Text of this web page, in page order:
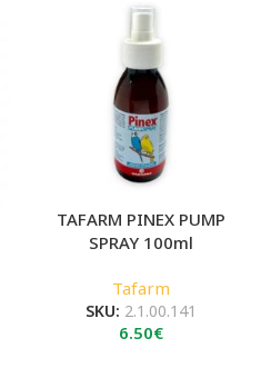
TAFARM PINEX PUMP
SPRAY 100ml
Tafarm
SKU: 2.1.00.141
6.50€